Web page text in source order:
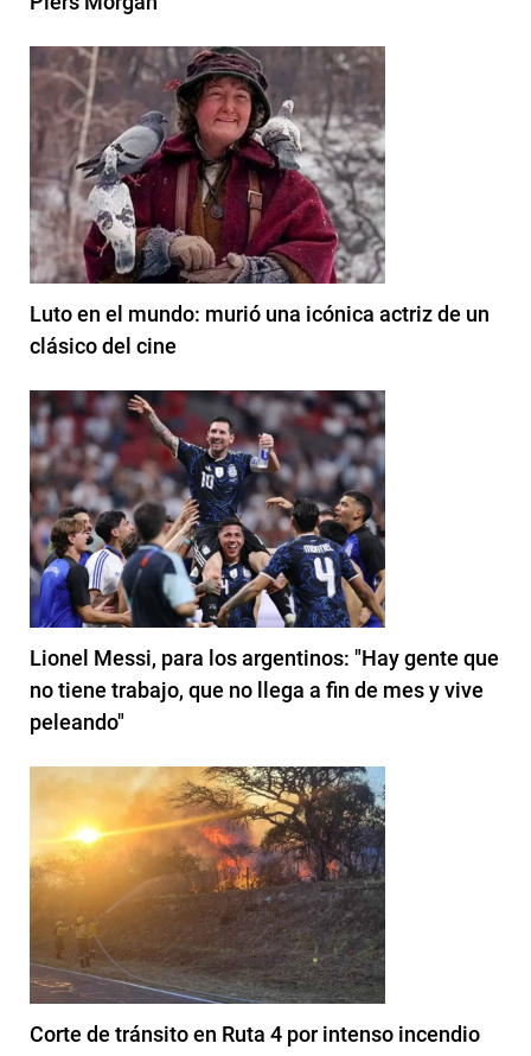
Luto en el mundo: murió una icónica actriz de un
clásico del cine
Lionel Messi, para los argentinos: "Hay gente que
no tiene trabajo, que no llega a fin de mes y vive
peleando"
Corte de tránsito en Ruta 4 por intenso incendio